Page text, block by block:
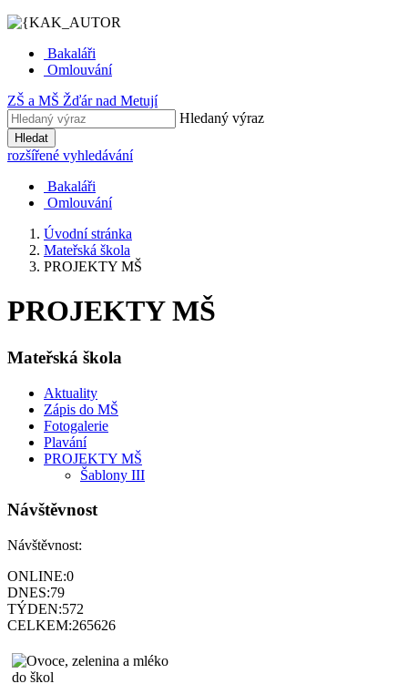
Bakaláři
Omlouvání
ZŠ a MŠ Žďár nad Metují
Hledaný výraz
Hledat
rozšířené vyhledávání
Bakaláři
Omlouvání
Úvodní stránka
Mateřská škola
PROJEKTY MŠ
PROJEKTY MŠ
Mateřská škola
Aktuality
Zápis do MŠ
Fotogalerie
Plavání
PROJEKTY MŠ
Šablony III
Návštěvnost
Návštěvnost:
ONLINE:0
DNES:79
TÝDEN:572
CELKEM:265626